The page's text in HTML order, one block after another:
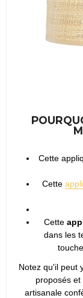
Cette
Cette
Cette
dans les
Notez qu'il peut
proposés
artisanale